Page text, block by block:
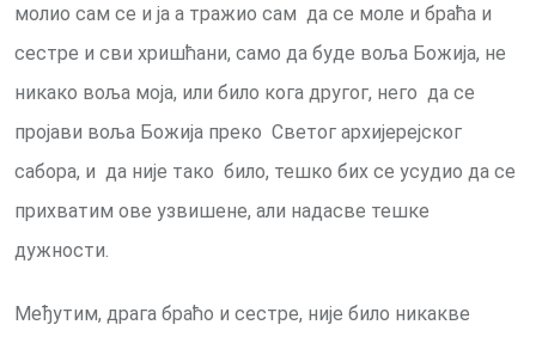
молио сам се и ја а тражио сам да се моле и браћа и
сестре и сви хришћани, само да буде воља Божија, не
никако воља моја, или било кога другог, него да се
пројави воља Божија преко Светог архијерејског
сабора, и да није тако било, тешко бих се усудио да се
прихватим ове узвишене, али надасве тешке
дужности.
Међутим, драга браћо и сестре, није било никакве